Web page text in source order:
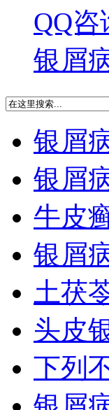
QQ咨
银屑
银屑
银屑
牛皮
银屑
土茯
头皮
下列